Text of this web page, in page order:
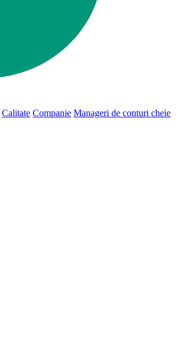
Calitate Companie Manageri de conturi cheie